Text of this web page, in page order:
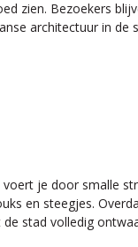
zien. Bezoekers
architectuur in de
je door smalle
en steegjes.
stad volledig